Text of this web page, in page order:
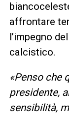
affrontare
l’impegno
calcistico.
«Penso che
presidente,
sensibilità,